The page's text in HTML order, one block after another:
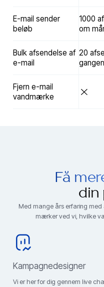
E-mail sender
beløb
Bulk afsendelse af
e-mail
Fjern e-mail
vandmærke
1000
om
20
gangen
Få
din
Med mange års erfaring
mærker ved vi, hvilke
Kampagnedesigner
Vi er her for dig gennem live